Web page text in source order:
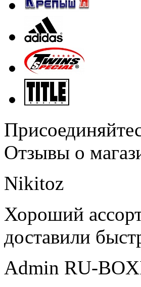
Отзывы о
Nikitoz
Хороший
доставили
Admin RU-